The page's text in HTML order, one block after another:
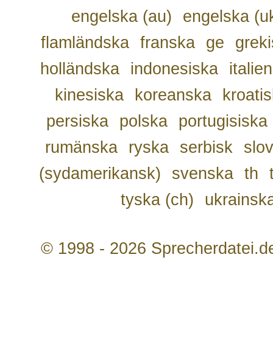
engelska (au)
engelska
flamländska franska ge
holländska
indonesiska
kinesiska
koreanska
persiska
polska
portugisiska
rumänska
ryska serbisk
(sydamerikansk)
svenska th
tyska (ch)
© 1998 - 2026